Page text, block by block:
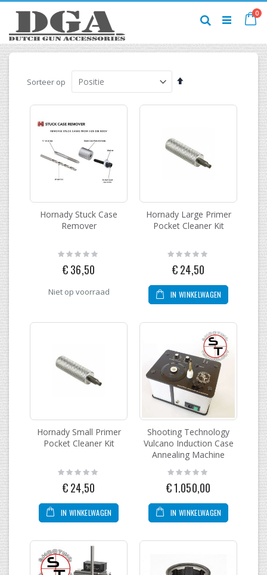
naar
de
inhoud
0
Zoek
Sorteer op
Van
Hornady Stuck Case
Remover
Rating:
0%
€ 36,50
Niet op voorraad
Hornady Large Primer
Pocket Cleaner Kit
Rating:
0%
€ 24,50
IN WINKELWAGEN
Hornady Small Primer
Pocket Cleaner Kit
Rating:
0%
€ 24,50
IN WINKELWAGEN
Shooting Technology
Vulcano Induction Case
Annealing Machine
Rating:
0%
€ 1.050,00
IN WINKELWAGEN